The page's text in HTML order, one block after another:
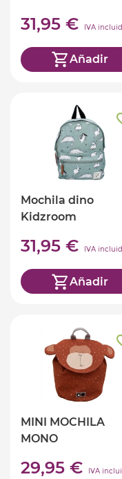
31,95 € IVA
Añadir
Mochila dino
Kidzroom
31,95 € IVA
Añadir
MINI MOCHILA
MONO
29,95 € IVA